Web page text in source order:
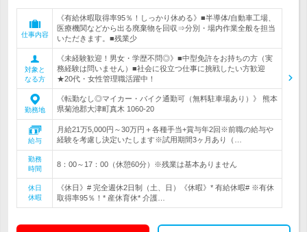
仕事内容
《有給休暇取得率95％！しっかり休める》■半導体/自動車工場、
医療機関などから出る廃棄物を回収⇒分別・場内作業全般を担当
いただきます。■残業少
対象と
なる方
《未経験歓迎！男女・学歴不問◎》■中型免許をお持ちの方（実
務経験は問いません）■社会に役立つ仕事に挑戦したい方歓迎
★20代・女性管理職活躍中！
勤務地
《転勤なし◎マイカー・バイク通勤可（無料駐車場あり）》 熊本
県菊池郡大津町真木 1060-20
給与
月給21万5,000円～30万円＋各種手当+賞与年2回※前職の給与や
経験を考慮し決定いたします※試用期間3ヶ月あり（…
勤務
時間
8：00～17：00（休憩60分）※残業は基本ありません
休日
休暇
《休日》# 完全週休2日制（土、日）《休暇》* 有給休暇# ※有休
取得率95％！* 産休育休* 介護…